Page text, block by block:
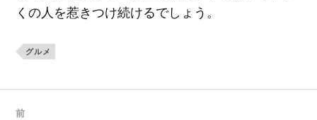
くの人を惹きつけ続けるでしょう。
グルメ
前